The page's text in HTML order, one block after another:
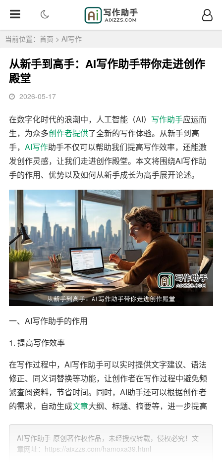
当前位置： 首页 > AI写作
从新手到高手：AI写作助手带你走进创作
殿堂
2026-05-17
在数字化时代的浪潮中，人工智能（AI） 写作助手应运而
生，为众多创作者提供了全新的写作体验。从新手到高
手， AI写作助手不仅可以帮助我们提高写作效率，还能激
发创作灵感，让我们走进创作殿堂。本文将围绕AI写作助
手的作用、优势以及如何从新手成长为高手展开论述。
一、AI写作助手的作用
1. 提高写作效率
在写作过程中，AI写作助手可以实时提供文字建议、语法
修正、同义词替换等功能，让创作者在写作过程中避免频
繁查阅资料，节省时间。同时，AI助手还可以根据创作者
的需求，自动生成文章大纲、标题、摘要等，进一步提高
2. 激发创作灵感
AI写作助手 原创著作权作品，未经授权转载，侵权必究！文
章网址：https://aixzzs.com/hamoxa39.html